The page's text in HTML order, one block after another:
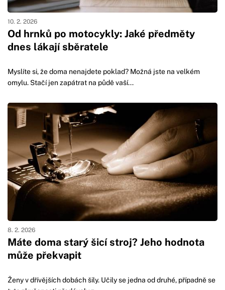
Od hrnků po motocykly: Jaké předměty
dnes lákají sběratele
10. 2. 2026
Myslíte si, že doma nenajdete poklad? Možná jste na velkém
omylu. Stačí jen zapátrat na půdě vaší...
Máte doma starý šicí stroj? Jeho hodnota
může překvapit
8. 2. 2026
Ženy v dřívějších dobách šily. Učily se jedna od druhé, případně se